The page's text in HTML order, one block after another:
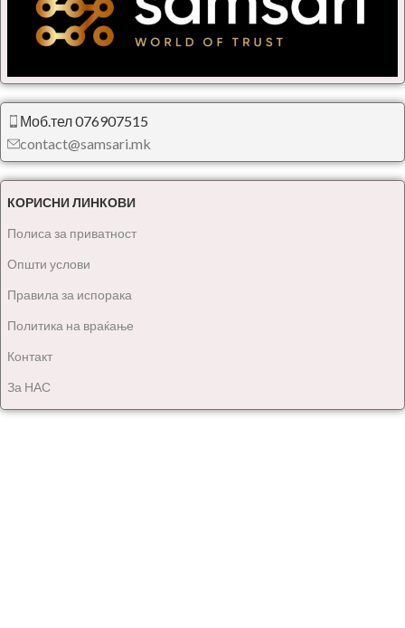
Моб.тел 076907515
contact@samsari.mk
КОРИСНИ ЛИНКОВИ
Полиса за приватност
Општи услови
Правила за испорака
Политика на враќање
Контакт
За НАС